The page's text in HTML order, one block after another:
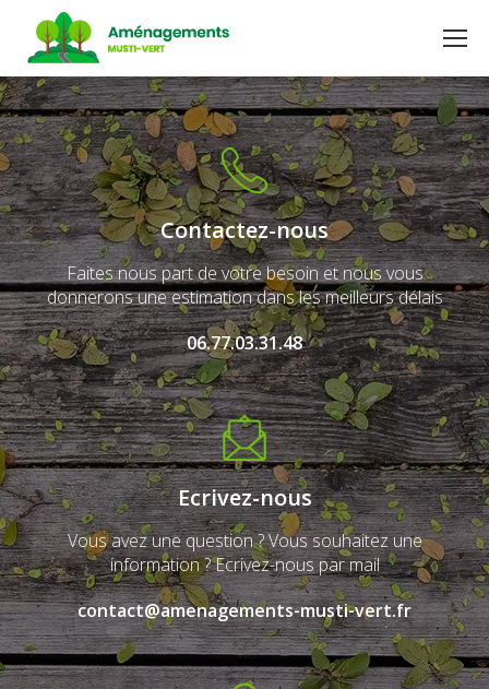
Contactez-nous
Faites nous part de votre besoin et nous vous
donnerons une estimation dans les meilleurs délais
06.77.03.31.48
Ecrivez-nous
Vous avez une question ? Vous souhaitez une
information ? Ecrivez-nous par mail
contact@amenagements-musti-vert.fr